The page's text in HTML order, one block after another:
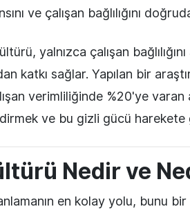
ve çalışan bağlılığını
yalnızca çalışan
katkı sağlar. Yapılan bir
verimliliğinde %20'ye
ve bu gizli gücü
Nedir ve
en kolay yolu, bunu